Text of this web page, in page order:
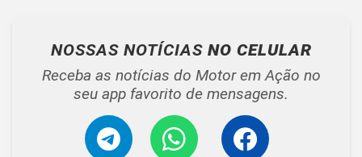
NOSSAS NOTÍCIAS NO CELULAR
Receba as notícias do Motor em Ação no
seu app favorito de mensagens.